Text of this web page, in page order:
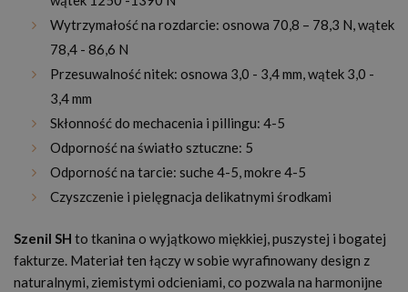
Wytrzymałość na rozdarcie: osnowa 70,8 – 78,3 N, wątek
78,4 - 86,6 N
Przesuwalność nitek: osnowa 3,0 - 3,4 mm, wątek 3,0 -
3,4 mm
Skłonność do mechacenia i pillingu: 4-5
Odporność na światło sztuczne: 5
Odporność na tarcie: suche 4-5, mokre 4-5
Czyszczenie i pielęgnacja delikatnymi środkami
Szenil SH to tkanina o wyjątkowo miękkiej, puszystej i bogatej
fakturze. Materiał ten łączy w sobie wyrafinowany design z
naturalnymi, ziemistymi odcieniami, co pozwala na harmonijne